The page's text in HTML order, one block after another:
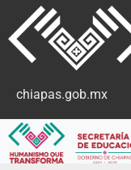
chiapas.gob.mx